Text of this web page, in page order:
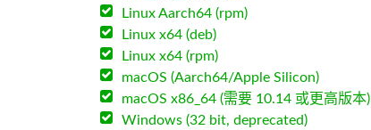
Linux Aarch64 (rpm)
Linux x64 (deb)
Linux x64 (rpm)
macOS (Aarch64/Apple Silicon)
macOS x86_64 (需要 10.14 或更高版本)
Windows (32 bit, deprecated)